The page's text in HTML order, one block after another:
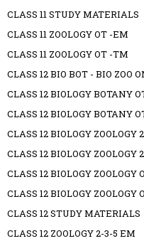
CLASS 11 STUDY MATERIALS
CLASS 11 ZOOLOGY OT -EM
CLASS 11 ZOOLOGY OT -TM
CLASS 12 BIO BOT - BIO ZOO
CLASS 12 BIOLOGY BOTANY
CLASS 12 BIOLOGY BOTANY
CLASS 12 BIOLOGY ZOOLOGY
CLASS 12 BIOLOGY ZOOLOGY
CLASS 12 BIOLOGY ZOOLOGY
CLASS 12 BIOLOGY ZOOLOGY
CLASS 12 STUDY MATERIALS
CLASS 12 ZOOLOGY 2-3-5 EM